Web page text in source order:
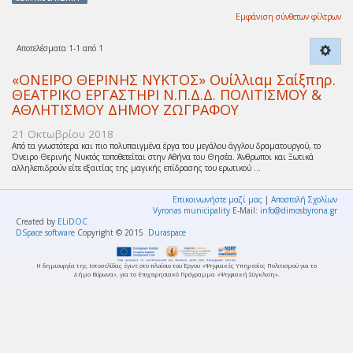
Εμφάνιση σύνθετων φίλτρων
Αποτελέσματα 1-1 από 1
«ΟΝΕΙΡΟ ΘΕΡΙΝΗΣ ΝΥΚΤΟΣ» Ουίλλιαμ Σαίξπηρ.
ΘΕΑΤΡΙΚΟ ΕΡΓΑΣΤΗΡΙ Ν.Π.Δ.Δ. ΠΟΛΙΤΙΣΜΟΥ &
ΑΘΛΗΤΙΣΜΟΥ ΔΗΜΟΥ ΖΩΓΡΑΦΟΥ
21 Οκτωβρίου 2018
Από τα γνωστότερα και πιο πολυπαιγμένα έργα του μεγάλου άγγλου δραματουργού, το
Όνειρο Θερινής Νυκτός τοποθετείται στην Αθήνα του Θησέα. Άνθρωποι και Ξωτικά
αλληλεπιδρούν είτε εξαιτίας της μαγικής επίδρασης του ερωτικού ...
Επικοινωνήστε μαζί μας | Αποστολή Σχολίων
Vyronas municipality E-Mail: info@dimosbyrona.gr
Created by ELiDOC
DSpace software Copyright © 2015 Duraspace
Η δημιουργία της Ιστοσελίδας έγινε στο πλαίσιο του Έργου «Ψηφιακές Υπηρεσίες Πολιτισμού για το
Δήμο Βύρωνα», για το Επιχειρησιακό Πρόγραμμα «Ψηφιακή Σύγκλιση».